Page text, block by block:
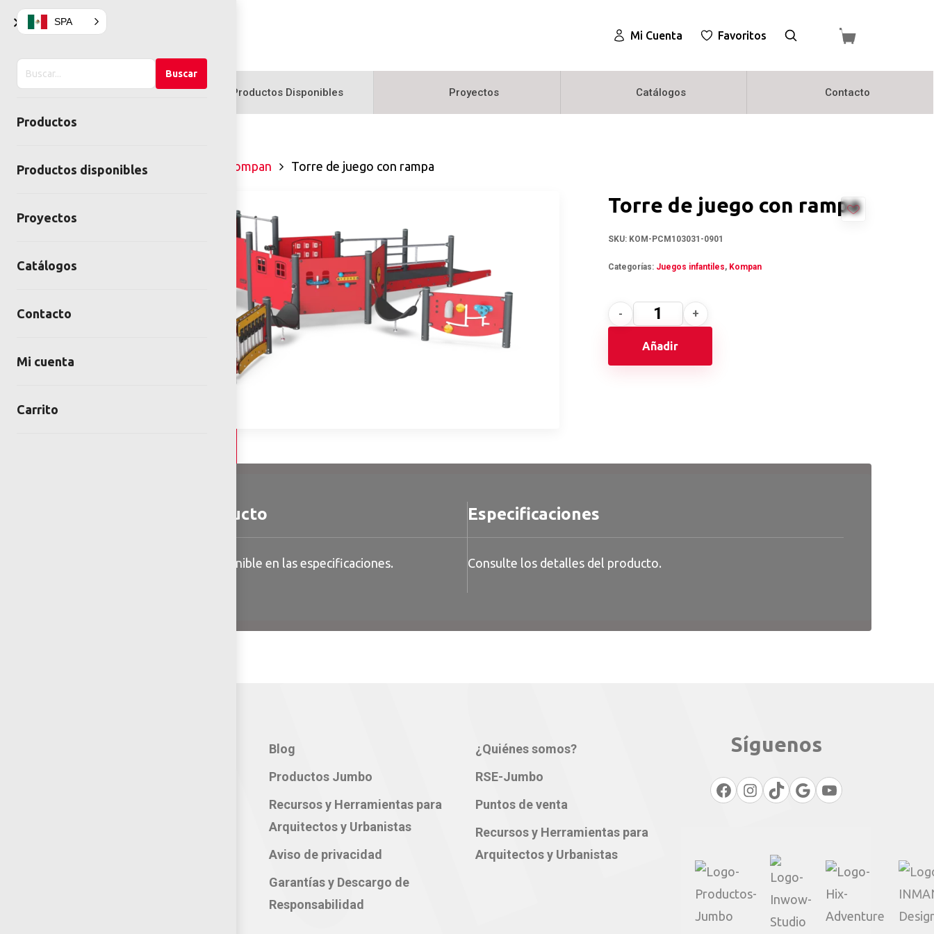
Mi Cuenta Favoritos
Productos Productos Disponibles Proyectos Catálogos Contacto
Inicio Juegos infantiles Kompan Torre de juego con rampa
Torre de juego con rampa
SKU: KOM-PCM103031-0901
Categorías: Juegos infantiles, Kompan
Añadir
Detalles del producto
Información general disponible en las especificaciones.
Especificaciones
Consulte los detalles del producto.
Blog
Productos Jumbo
Recursos y Herramientas para
Arquitectos y Urbanistas
Aviso de privacidad
Garantías y Descargo de
Responsabilidad
¿Quiénes somos?
RSE-Jumbo
Puntos de venta
Recursos y Herramientas para
Arquitectos y Urbanistas
Síguenos
Facebook
Instagram
TikTok
GoogleYouTube
×
Buscar
en
Buscar
Productos
Productos disponibles
Proyectos
Catálogos
Contacto
Mi cuenta
Carrito
SPA